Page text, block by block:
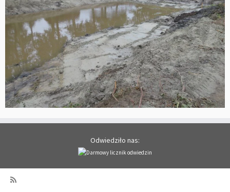
Odwiedziło nas: